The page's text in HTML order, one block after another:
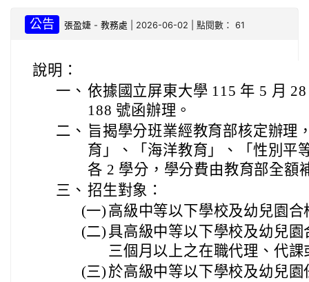
公告 張盈婕 -教務處 | 2026-06-02 | 點閱數： 61
說明：
一、 依據國立屏東大學 115 年 5 月
188 號函辦理。
二、 旨揭學分班業經教育部核定辦理
育」、「海洋教育」、「性別平
各 2 學分，學分費由教育部全額
三、 招生對象：
(一) 高級中等以下學校及幼兒園
(二) 具高級中等以下學校及幼兒
三個月以上之在職代理、代課
(三) 於高級中等以下學校及幼兒